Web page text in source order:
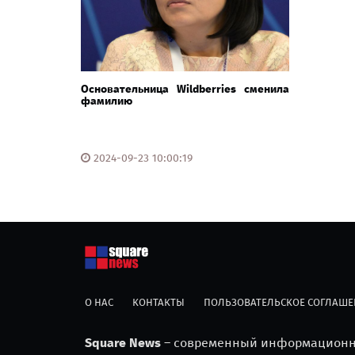
Основательница Wildberries сменила
фамилию
2024-09-23 10:00:19
О НАС КОНТАКТЫ ПОЛЬЗОВАТЕЛЬСКОЕ
Square News – современный